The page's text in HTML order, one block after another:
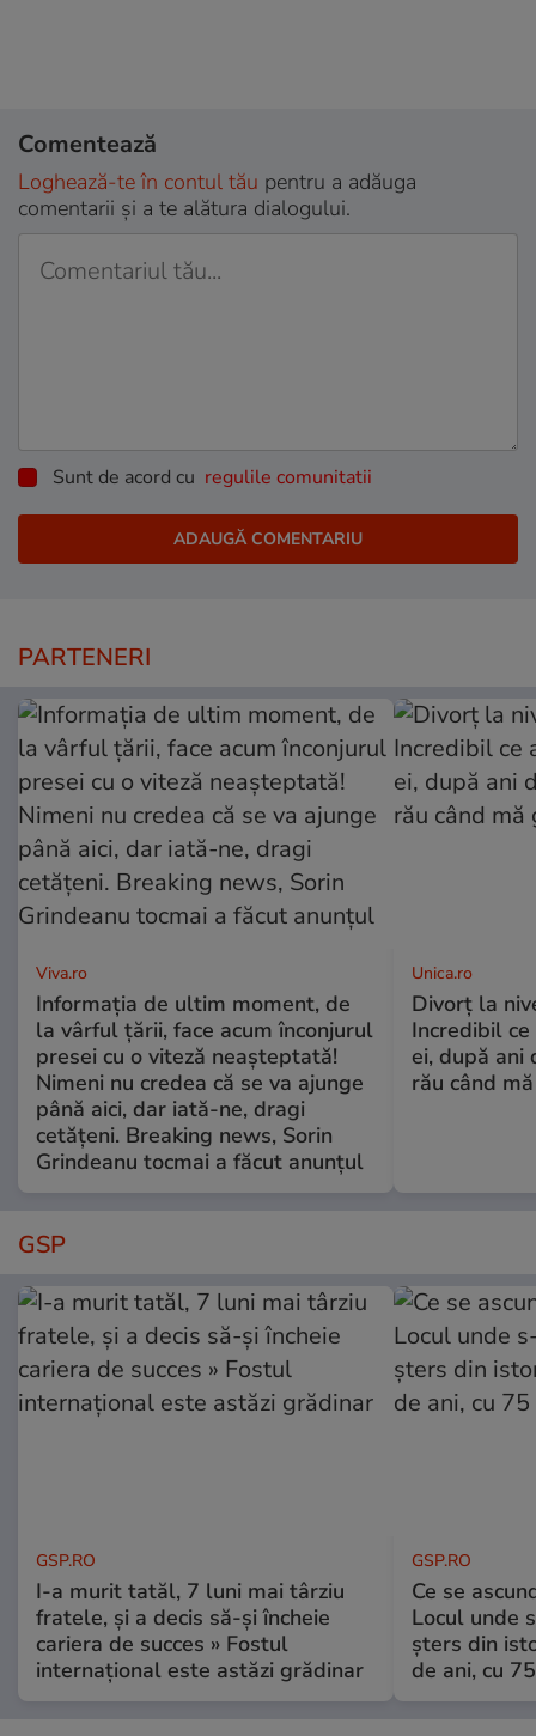
Comentează
Loghează-te în contul tău pentru a adăuga
comentarii și a te alătura dialogului.
Sunt de acord cu regulile comunitatii
PARTENERI
Viva.ro
Informația de ultim moment, de
la vârful țării, face acum înconjurul
presei cu o viteză neașteptată!
Nimeni nu credea că se va ajunge
până aici, dar iată-ne, dragi
cetățeni. Breaking news, Sorin
Grindeanu tocmai a făcut anunțul
Unica.ro
Divorț la
Incredibil
ei, după ani
rău când
GSP
GSP.RO
I-a murit tatăl, 7 luni mai târziu
fratele, și a decis să-și încheie
cariera de succes » Fostul
internațional este astăzi grădinar
GSP.RO
Ce se
Locul unde
șters din
de ani, cu